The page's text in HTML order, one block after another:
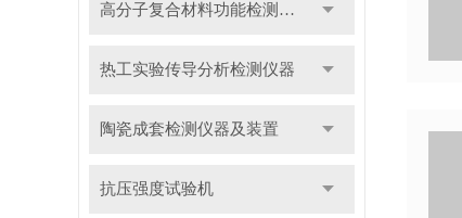
高分子复合材料功能检测仪器
热工实验传导分析检测仪器
陶瓷成套检测仪器及装置
抗压强度试验机